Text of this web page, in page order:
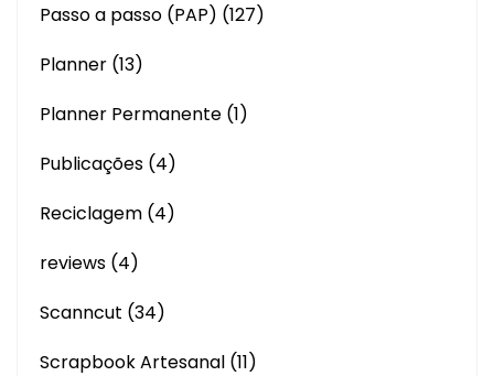
Passo a passo (PAP) (127)
Planner (13)
Planner Permanente (1)
Publicações (4)
Reciclagem (4)
reviews (4)
Scanncut (34)
Scrapbook Artesanal (11)